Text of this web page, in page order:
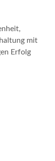
mit
Erfolg